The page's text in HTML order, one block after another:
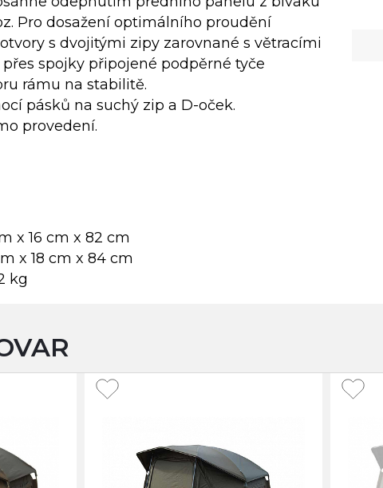
Pro dosažení optimálního proudění
s dvojitými zipy zarovnané s větracími
spojky připojené podpěrné tyče
rámu na stabilitě.
pásků na suchý zip a D-oček.
provedení.
x 16 cm x 82 cm
x 18 cm x 84 cm
kg